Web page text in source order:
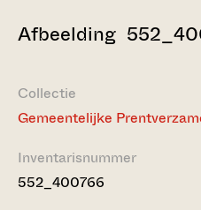
Afbeelding
Collectie
Gemeentelijke
Inventarisnummer
552_400766